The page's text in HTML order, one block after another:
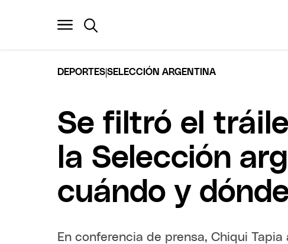
DEPORTES|SELECCIÓN ARGENTINA
Se filtró el
la Selección
cuándo y
En conferencia de prensa, Chiqui